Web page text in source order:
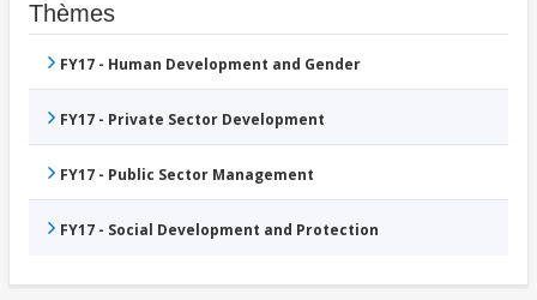
Thèmes
FY17 - Human Development and Gender
FY17 - Private Sector Development
FY17 - Public Sector Management
FY17 - Social Development and Protection